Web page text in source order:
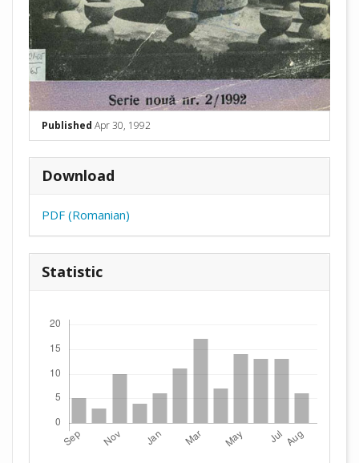
Published Apr 30, 1992
Download
PDF (Romanian)
Statistic